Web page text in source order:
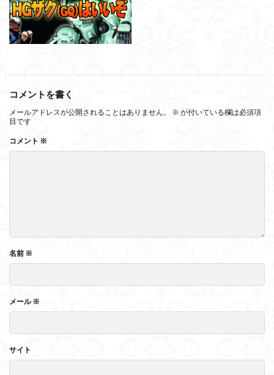
コメントを書く
メールアドレスが公開されることはありません。 ※ が付いている欄は必須項
目です
コメント ※
名前 ※
メール※
サイト